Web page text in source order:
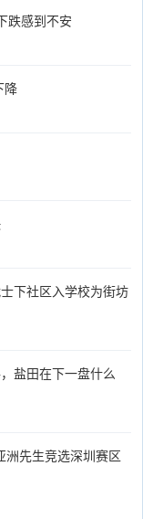
跌感到不安
降
下社区入学校为街坊
盐田在下一盘什么
洲先生竞选深圳赛区